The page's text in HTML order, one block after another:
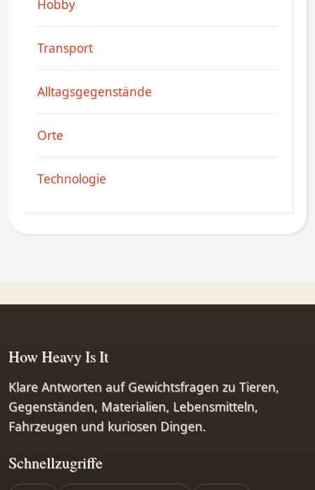
Hobby
Transport
Alltagsgegenstände
Orte
Technologie
Schnellzugriffe
How Heavy Is It
Klare Antworten auf Gewichtsfragen zu Tieren,
Gegenständen, Materialien, Lebensmitteln,
Fahrzeugen und kuriosen Dingen.